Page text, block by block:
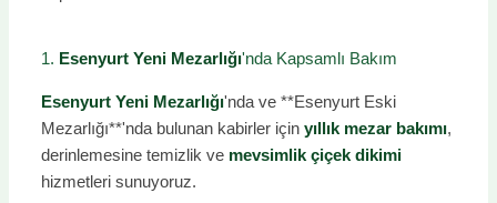
1. Esenyurt Yeni Mezarlığı'nda Kapsamlı Bakım
Esenyurt Yeni Mezarlığı'nda ve **Esenyurt Eski
Mezarlığı**'nda bulunan kabirler içinyıllık mezar bakımı,
derinlemesine temizlik ve mevsimlik çiçek dikimi
hizmetleri sunuyoruz.